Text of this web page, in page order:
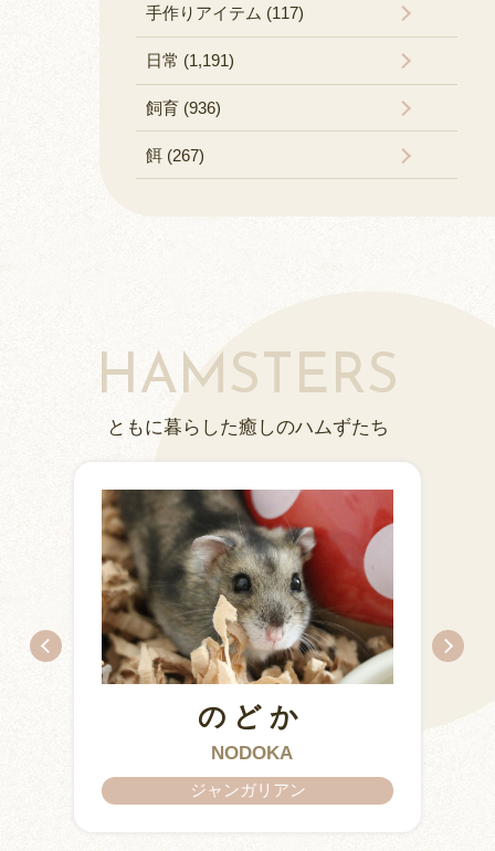
手作りアイテム (117)
日常 (1,191)
飼育 (936)
餌 (267)
HAMSTERS
ともに暮らした癒しのハムずたち
KURIMARU
のどか
NODOKA
ジャンガリアン
ちとせ
CHITOSE
ジャンガリアン
CHATARO
IZUMO & OKUNI
ARARE
KISUKE